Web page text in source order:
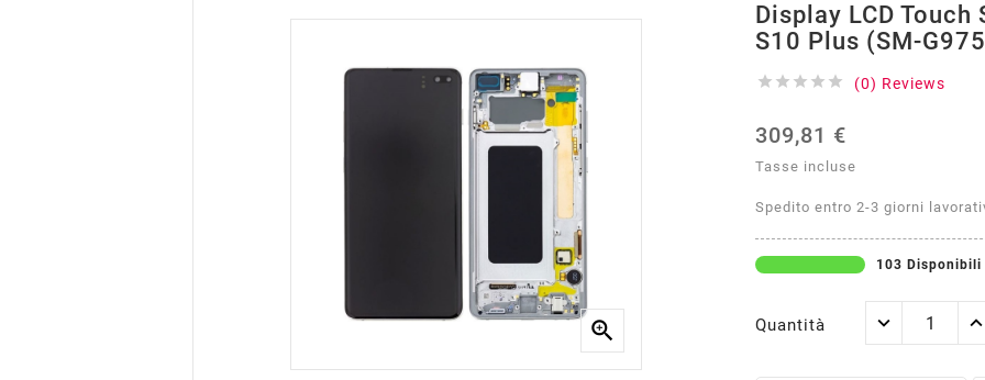

Display LCD
S10 Plus (SM-
     (0) Reviews
309,81 €
Tasse incluse
Spedito entro 2-3 giorni
103 Disponibili
Quantità